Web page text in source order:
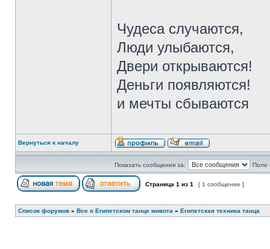
Чудеса случаются,
Люди улыбаются,
Двери открываются!
Деньги появляются!
и мечты сбываются
Вернуться к началу
Показать сообщения за: Поле
Страница 1 из 1 [ 1 сообщение ]
Список форумов » Все о Египетском танце живота » Египетская техника танца